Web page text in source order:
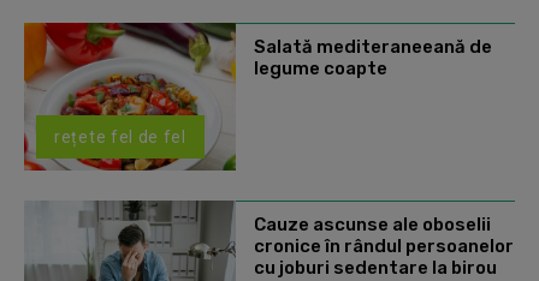
rețete fel de fel
Salată mediteraneeană de
legume coapte
Cauze ascunse ale oboselii
cronice în rândul persoanelor
cu joburi sedentare la birou